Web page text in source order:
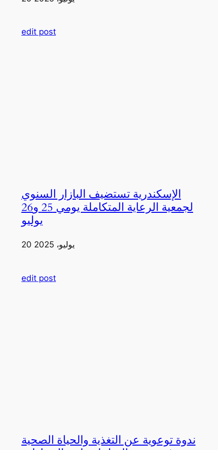
edit post
الإسكندرية تستضيف البازار السنوي
لجمعية الرعاية المتكاملة يومي 25 و26
يوليو
20 يوليو، 2025
edit post
ندوة توعوية عن التغذية والحياة الصحية